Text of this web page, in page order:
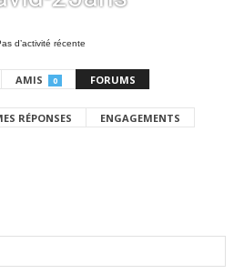
d’activité récente
AMIS 0 FORUMS
RÉPONSES ENGAGEMENTS